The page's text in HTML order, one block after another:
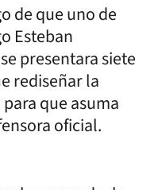
de que uno de
Esteban
presentara siete
rediseñar la
que asuma
oficial.